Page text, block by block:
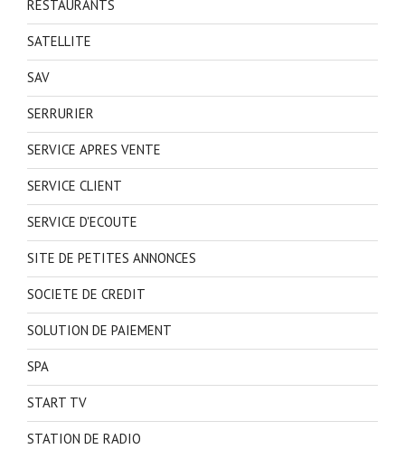
RESTAURANTS
SATELLITE
SAV
SERRURIER
SERVICE APRES VENTE
SERVICE CLIENT
SERVICE D'ECOUTE
SITE DE PETITES ANNONCES
SOCIETE DE CREDIT
SOLUTION DE PAIEMENT
SPA
START TV
STATION DE RADIO